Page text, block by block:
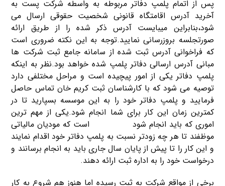
پس از اتمام پلمپ دفاتر مربوطه به واسطه شرکت پست به
آخرید آدرس اقامتگاه قانونی شخصیت حقوقی ارسال می
شود،بنابراین میبایست آدرس ذکر شده را از طریق ارائه
صورتجلسه بروزرسانی نمایید.توجه به این نکته ضروری است
که فراخوانی آدرس ثبت شده از سامانه جامع ثبت شرکت ها
مبانی آدرس ارسالی دفاتر پلمپ شده خواهد بود.نظر به اینکه
پلمپ دفاتر یکی از امور پیچیده است و مراحل مختلفی دارد
توصیه می شود که با کارشناسان ثبت کریم خان تماس حاصل
فرمایید و پلمپ دفاتر خود را به این موسسه بسپارید تا در
کمترین زمان این کار برای شما انجام شود.یکی از مهم ترین
اموری که باید انجام شود
است که مودیان مالیاتی
موظفند تا هر چه زودتر نسبت به پلمپ دفاتر خود اقدام نمایند
و این کار را تا پیش از پایان سال جاری باید به انجام برسانند و
درخواست خود را به اداره ثبت ارائه دهند.
برخی از مواقع شرکت به ثبت رسیده اما هنوز هم شروع به کار